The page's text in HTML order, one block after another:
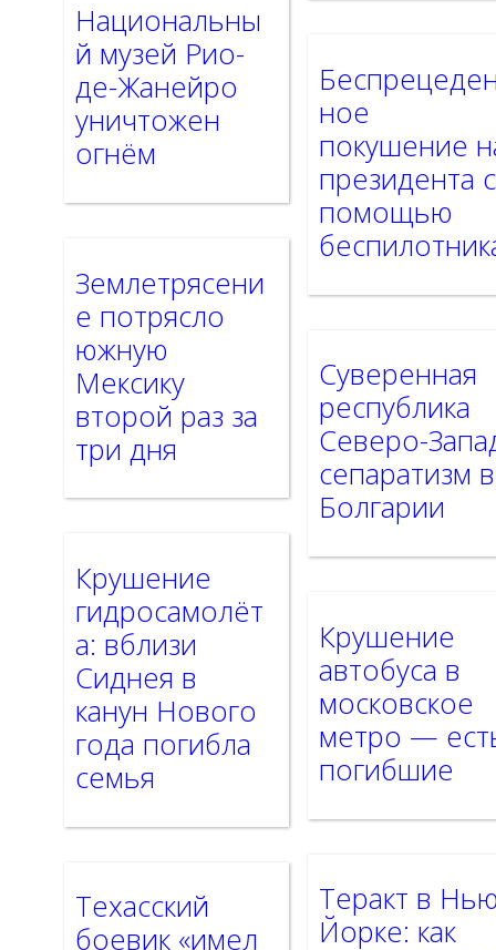
Национальны
й музей Рио-
де-Жанейро
уничтожен
огнём
Землетрясени
е потрясло
южную
Мексику
второй раз за
три дня
Крушение
гидросамолёт
а: вблизи
Сиднея в
канун Нового
года погибла
семья
Техасский
боевик «имел
ное
покушение
президента с
помощью
Суверенная
республика
Северо-
сепаратизм в
Болгарии
Крушение
автобуса в
московское
метро —
погибшие
Теракт в
Йорке: как